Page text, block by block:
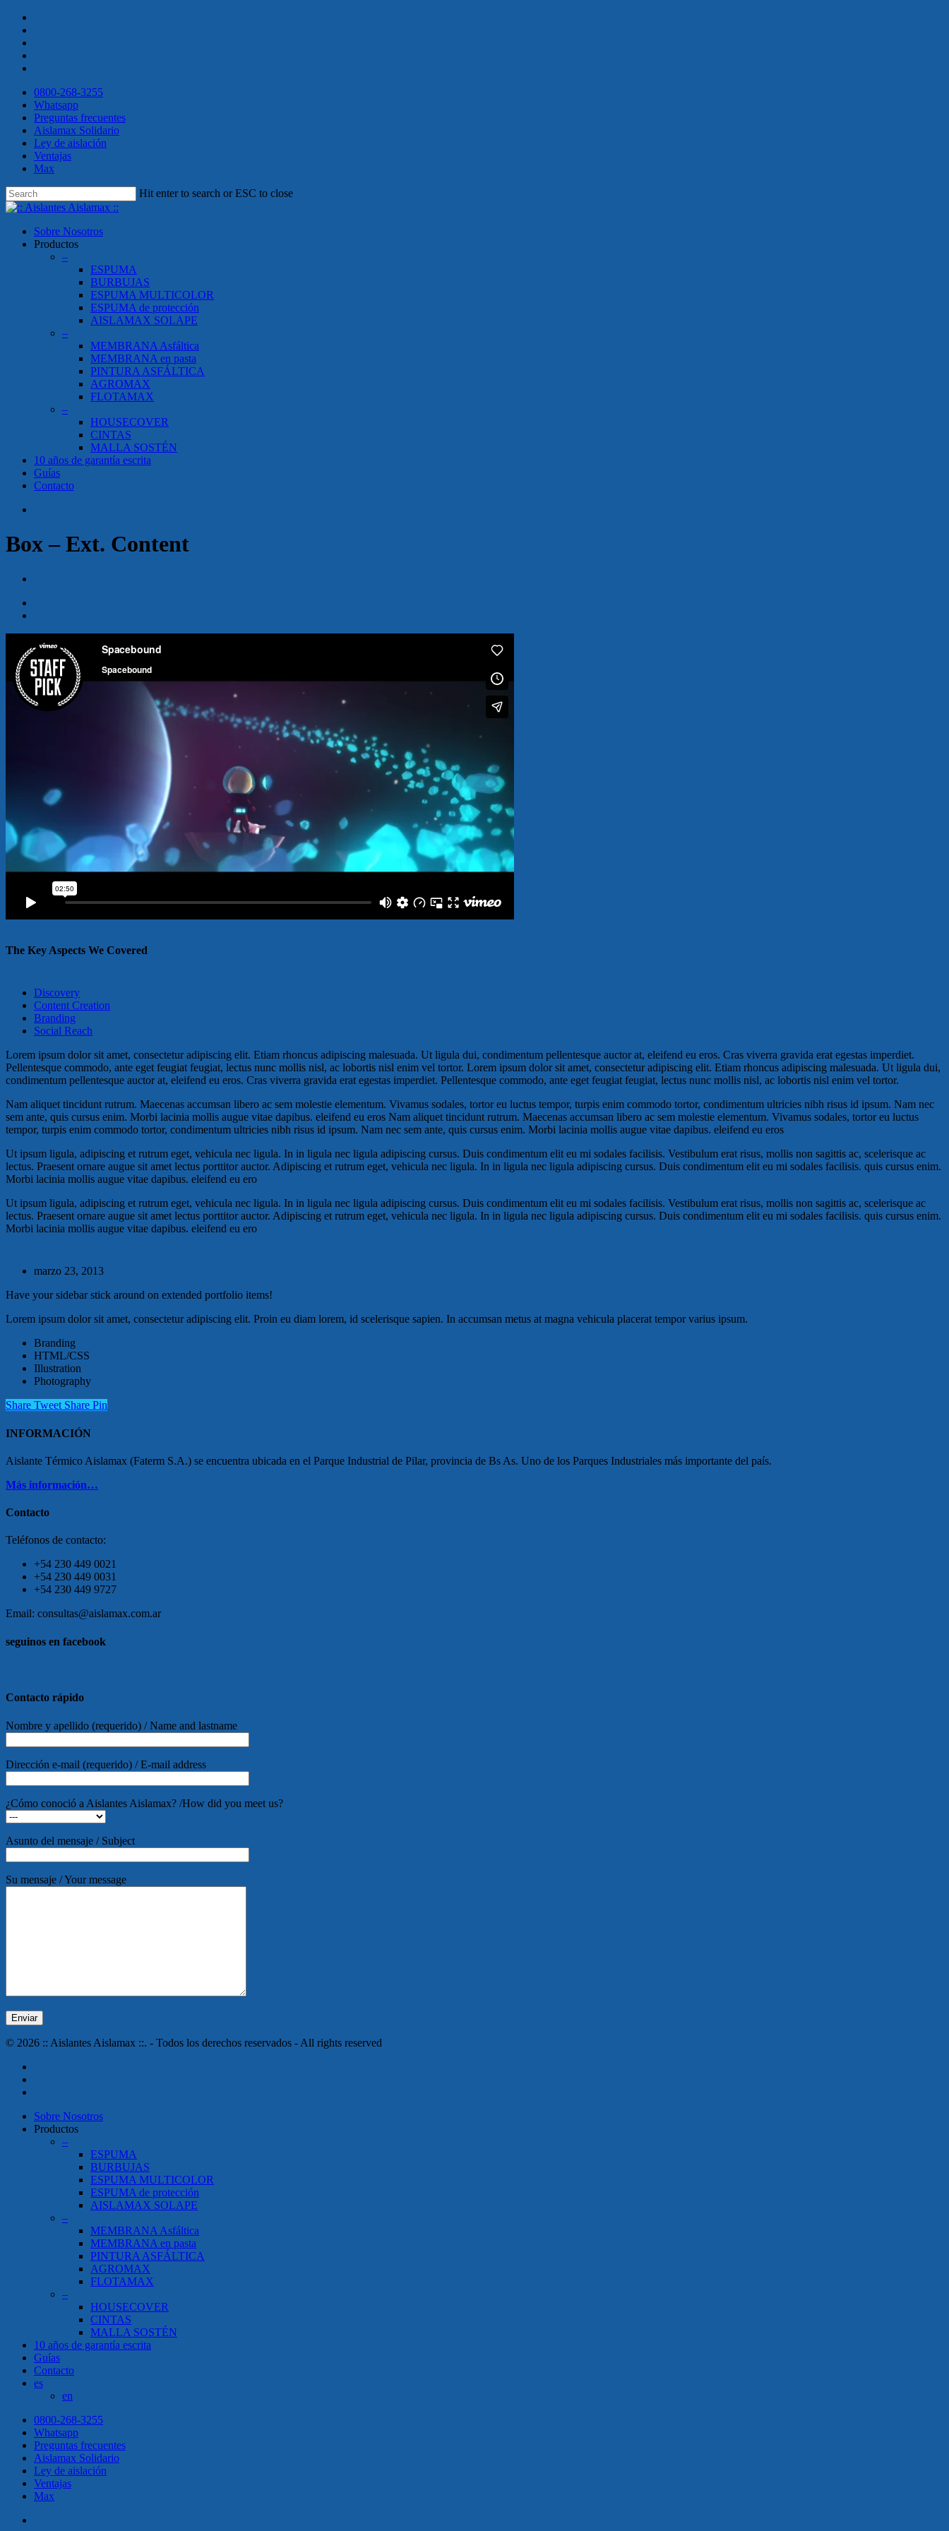
Skip
main
content
0800-268-3255
Whatsapp
Preguntas frecuentes
Aislamax Solidario
Ley de aislación
Ventajas
Max
Hit enter to search or ESC to close
Close
search
Menu
Sobre Nosotros
Productos
–
ESPUMA
BURBUJAS
ESPUMA MULTICOLOR
ESPUMA de protección
AISLAMAX SOLAPE
–
MEMBRANA Asfáltica
MEMBRANA en pasta
PINTURA ASFÁLTICA
AGROMAX
FLOTAMAX
–
HOUSECOVER
CINTAS
MALLA SOSTÉN
10 años de garantía escrita
Guías
Contacto
Box – Ext. Content
The Key Aspects We Covered
Discovery
Content Creation
Branding
Social Reach
Lorem ipsum dolor sit amet, consectetur adipiscing elit. Etiam rhoncus adipiscing malesuada. Ut ligula dui, condimentum pellentesque auctor at, eleifend eu eros. Cras viverra gravida erat egestas imperdiet.
Pellentesque commodo, ante eget feugiat feugiat, lectus nunc mollis nisl, ac lobortis nisl enim vel tortor. Lorem ipsum dolor sit amet, consectetur adipiscing elit. Etiam rhoncus adipiscing malesuada. Ut ligula dui,
condimentum pellentesque auctor at, eleifend eu eros. Cras viverra gravida erat egestas imperdiet. Pellentesque commodo, ante eget feugiat feugiat, lectus nunc mollis nisl, ac lobortis nisl enim vel tortor.
Nam aliquet tincidunt rutrum. Maecenas accumsan libero ac sem molestie elementum. Vivamus sodales, tortor eu luctus tempor, turpis enim commodo tortor, condimentum ultricies nibh risus id ipsum. Nam nec
sem ante, quis cursus enim. Morbi lacinia mollis augue vitae dapibus. eleifend eu eros Nam aliquet tincidunt rutrum. Maecenas accumsan libero ac sem molestie elementum. Vivamus sodales, tortor eu luctus
tempor, turpis enim commodo tortor, condimentum ultricies nibh risus id ipsum. Nam nec sem ante, quis cursus enim. Morbi lacinia mollis augue vitae dapibus. eleifend eu eros
Ut ipsum ligula, adipiscing et rutrum eget, vehicula nec ligula. In in ligula nec ligula adipiscing cursus. Duis condimentum elit eu mi sodales facilisis. Vestibulum erat risus, mollis non sagittis ac, scelerisque ac
lectus. Praesent ornare augue sit amet lectus porttitor auctor. Adipiscing et rutrum eget, vehicula nec ligula. In in ligula nec ligula adipiscing cursus. Duis condimentum elit eu mi sodales facilisis. quis cursus enim.
Morbi lacinia mollis augue vitae dapibus. eleifend eu ero
Ut ipsum ligula, adipiscing et rutrum eget, vehicula nec ligula. In in ligula nec ligula adipiscing cursus. Duis condimentum elit eu mi sodales facilisis. Vestibulum erat risus, mollis non sagittis ac, scelerisque ac
lectus. Praesent ornare augue sit amet lectus porttitor auctor. Adipiscing et rutrum eget, vehicula nec ligula. In in ligula nec ligula adipiscing cursus. Duis condimentum elit eu mi sodales facilisis. quis cursus enim.
Morbi lacinia mollis augue vitae dapibus. eleifend eu ero
marzo 23, 2013
Have your sidebar stick around on extended portfolio items!
Lorem ipsum dolor sit amet, consectetur adipiscing elit. Proin eu diam lorem, id scelerisque sapien. In accumsan metus at magna vehicula placerat tempor varius ipsum.
Branding
HTML/CSS
Illustration
Photography
Share Tweet Share Pin
INFORMACIÓN
Aislante Térmico Aislamax (Faterm S.A.) se encuentra ubicada en el Parque Industrial de Pilar, provincia de Bs As. Uno de los Parques Industriales más importante del país.
Más información…
Contacto
Teléfonos de contacto:
+54 230 449 0021
+54 230 449 0031
+54 230 449 9727
Email: consultas@aislamax.com.ar
seguinos en facebook
Contacto rápido
Nombre y apellido (requerido) / Name and lastname
Dirección e-mail (requerido) / E-mail address
¿Cómo conoció a Aislantes Aislamax? /How did you meet us?
Asunto del mensaje / Subject
Su mensaje / Your message
© 2026 :: Aislantes Aislamax ::. - Todos los derechos reservados - All rights reserved
Close
Menu
Sobre Nosotros
Productos
–
ESPUMA
BURBUJAS
ESPUMA MULTICOLOR
ESPUMA de protección
AISLAMAX SOLAPE
–
MEMBRANA Asfáltica
MEMBRANA en pasta
PINTURA ASFÁLTICA
AGROMAX
FLOTAMAX
–
HOUSECOVER
CINTAS
MALLA SOSTÉN
10 años de garantía escrita
Guías
Contacto
es
en
0800-268-3255
Whatsapp
Preguntas frecuentes
Aislamax Solidario
Ley de aislación
Ventajas
Max